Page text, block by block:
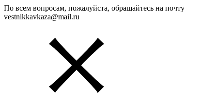
По всем вопросам, пожалуйста, обращайтесь на почту
vestnikkavkaza@mail.ru